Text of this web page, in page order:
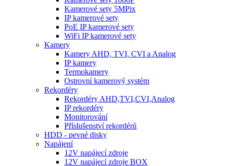
Kamerové sety 5MPix
IP kamerové sety
PoE IP kamerové sety
WiFi IP kamerové sety
Kamery
Kamery AHD, TVI, CVI a Analog
IP kamery
Termokamery
Ostrovní kamerový systém
Rekordéry
Rekordéry AHD,TVI,CVI,Analog
IP rekordéry
Monitorování
Příslušenství rekordérů
HDD - pevné disky
Napájení
12V napájecí zdroje
12V napájecí zdroje BOX